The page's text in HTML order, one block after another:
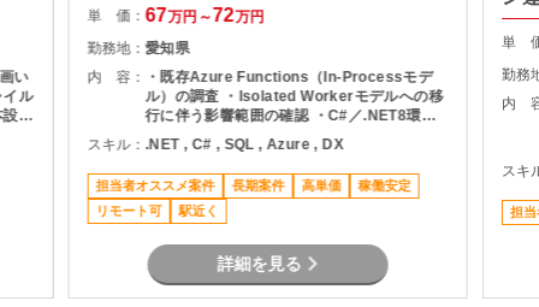
い
イル
計
単 価：67万円～72万円
勤務地：愛知県
内 容：
・既存Azure Functions（In-Processモデ
ル）の調査 ・Isolated Workerモデルへの移
行に伴う影響範囲の確認 ・C#／.NET8環境
での改修・実装対応 ・Azure SQL（SQL
Server）を用いたデータ参照・更新 ・単体
テスト、APIテストの実施 ・課題整理、不具
合対応、必要に応じたエスカレーション
スキル： .NET , C# , SQL , Azure , DX
担当者オススメ案件 長期案件 高単価
稼働安定
リモート可
駅近く
詳細を見る
単
勤務
内
スキ
担当